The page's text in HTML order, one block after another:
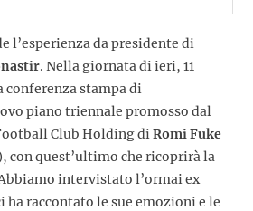
l’esperienza da presidente di
. Nella giornata di ieri, 11
conferenza stampa di
piano triennale promosso dal
Club Holding diRomi Fuke
con quest’ultimo che ricoprirà la
intervistato l’ormai ex
ha raccontato le sue emozioni e le